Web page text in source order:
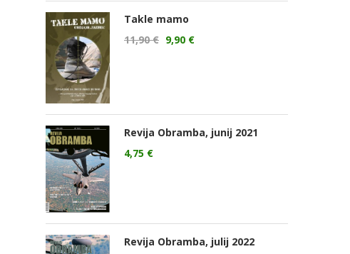
Takle mamo
11,90€ 9,90 €
Revija Obramba, junij 2021
4,75 €
Revija Obramba, julij 2022